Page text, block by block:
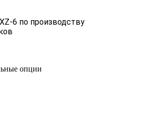
6 по производству
опции